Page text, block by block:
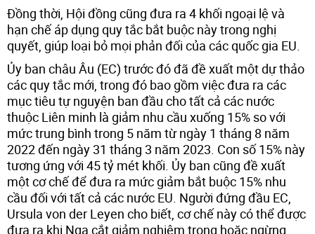
Đồng thời, Hội đồng cũng đưa ra 4 khối ngoại lệ và
hạn chế áp dụng quy tắc bắt buộc này trong nghị
quyết, giúp loại bỏ mọi phản đối của các quốc gia EU.
Ủy ban châu Âu (EC) trước đó đã đề xuất một dự thảo
các quy tắc mới, trong đó bao gồm việc đưa ra các
mục tiêu tự nguyện ban đầu cho tất cả các nước
thuộc Liên minh là giảm nhu cầu xuống 15% so với
mức trung bình trong 5 năm từ ngày 1 tháng 8 năm
2022 đến ngày 31 tháng 3 năm 2023. Con số 15% này
tương ứng với 45 tỷ mét khối. Ủy ban cũng đề xuất
một cơ chế để đưa ra mức giảm bắt buộc 15% nhu
cầu đối với tất cả các nước EU. Người đứng đầu EC,
Ursula von der Leyen cho biết, cơ chế này có thể được
đưa ra khi Nga cắt giảm nghiêm trọng hoặc ngừng